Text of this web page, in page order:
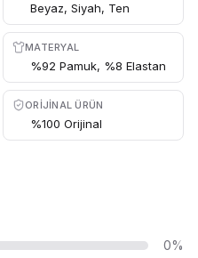
Beyaz, Siyah, Ten
MATERYAL
%92 Pamuk, %8 Elastan
ORIJINAL ÜRÜN
%100 Orijinal
0%